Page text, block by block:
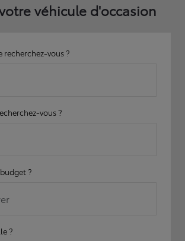
véhicule d'occasion
recherchez-vous ?
vous ?
?
?